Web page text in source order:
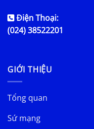
Điện Thoại:
(024) 38522201
GIỚI THIỆU
Tổng quan
Sứ mạng